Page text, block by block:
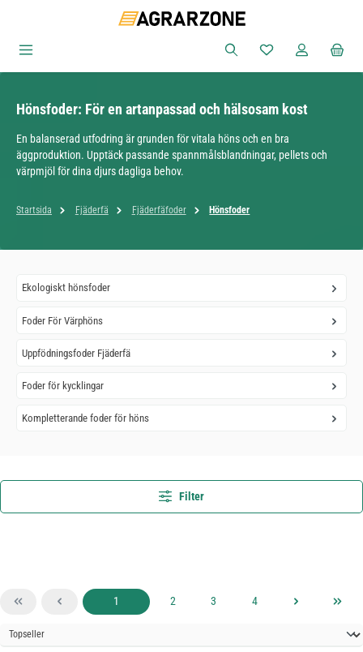
Du har 0 objekt i
Hönsfoder: För en artanpassad och hälsosam kost
En balanserad utfodring är grunden för vitala höns och en bra
äggproduktion. Upptäck passande spannmålsblandningar, pellets och
värpmjöl för dina djurs dagliga behov.
Startsida Fjäderfä Fjäderfäfoder Hönsfoder
Ekologiskt hönsfoder
Foder För Värphöns
Uppfödningsfoder Fjäderfä
Foder för kycklingar
Kompletterande foder för höns
Filter
Sida
1 Sida
2 Sida
3 Sida
4